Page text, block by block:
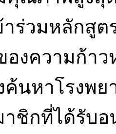
ร่วมหลักสูต
องความก้า
นหาโรงพ
าชิกที่ได้รับ